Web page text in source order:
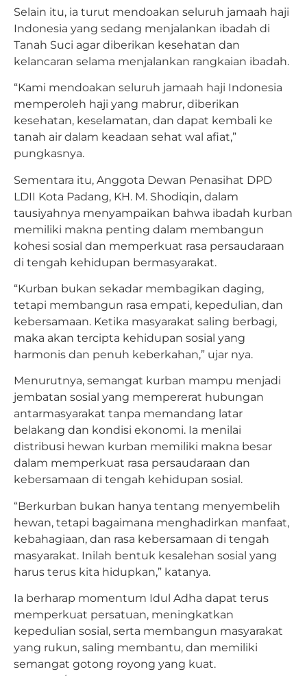
Selain itu, ia turut mendoakan seluruh jamaah haji
Indonesia yang sedang menjalankan ibadah di
Tanah Suci agar diberikan kesehatan dan
kelancaran selama menjalankan rangkaian ibadah.
“Kami mendoakan seluruh jamaah haji Indonesia
memperoleh haji yang mabrur, diberikan
kesehatan, keselamatan, dan dapat kembali ke
tanah air dalam keadaan sehat wal afiat,”
pungkasnya.
Sementara itu, Anggota Dewan Penasihat DPD
LDII Kota Padang, KH. M. Shodiqin, dalam
tausiyahnya menyampaikan bahwa ibadah kurban
memiliki makna penting dalam membangun
kohesi sosial dan memperkuat rasa persaudaraan
di tengah kehidupan bermasyarakat.
“Kurban bukan sekadar membagikan daging,
tetapi membangun rasa empati, kepedulian, dan
kebersamaan. Ketika masyarakat saling berbagi,
maka akan tercipta kehidupan sosial yang
harmonis dan penuh keberkahan,” ujar nya.
Menurutnya, semangat kurban mampu menjadi
jembatan sosial yang mempererat hubungan
antarmasyarakat tanpa memandang latar
belakang dan kondisi ekonomi. Ia menilai
distribusi hewan kurban memiliki makna besar
dalam memperkuat rasa persaudaraan dan
kebersamaan di tengah kehidupan sosial.
“Berkurban bukan hanya tentang menyembelih
hewan, tetapi bagaimana menghadirkan manfaat,
kebahagiaan, dan rasa kebersamaan di tengah
masyarakat. Inilah bentuk kesalehan sosial yang
harus terus kita hidupkan,” katanya.
Ia berharap momentum Idul Adha dapat terus
memperkuat persatuan, meningkatkan
kepedulian sosial, serta membangun masyarakat
yang rukun, saling membantu, dan memiliki
semangat gotong royong yang kuat.